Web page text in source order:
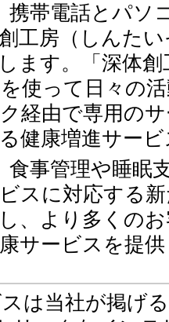
携帯電話とパソ
工房（しんた
ます。「深体
使って日々の
経由で専用の
健康増進サー
食事管理や睡眠
スに対応する
、より多くの
サービスを提
は当社が掲げ